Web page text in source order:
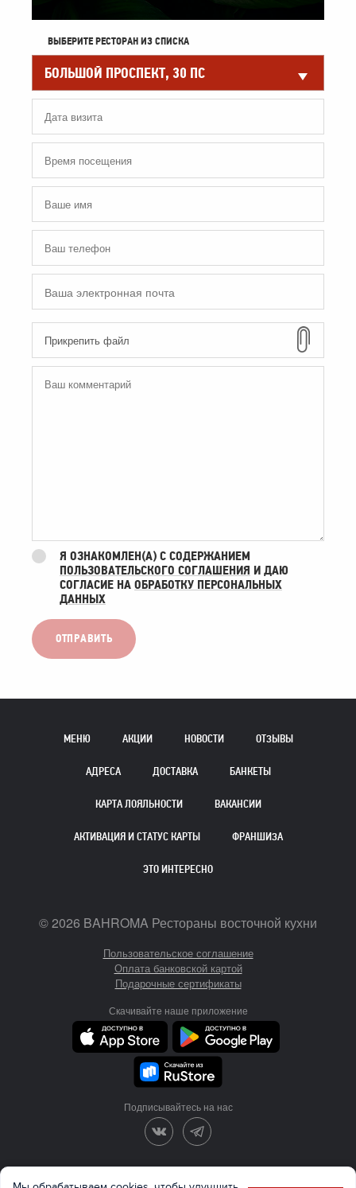
ВЫБЕРИТЕ РЕСТОРАН ИЗ СПИСКА
Я ОЗНАКОМЛЕН(А) С СОДЕРЖАНИЕМ
ПОЛЬЗОВАТЕЛЬСКОГО СОГЛАШЕНИЯ И ДАЮ
СОГЛАСИЕ НА ОБРАБОТКУ ПЕРСОНАЛЬНЫХ
ДАННЫХ
МЕНЮ АКЦИИ НОВОСТИ ОТЗЫВЫ
АДРЕСА ДОСТАВКА БАНКЕТЫ
КАРТА ЛОЯЛЬНОСТИ ВАКАНСИИ
АКТИВАЦИЯ И СТАТУС КАРТЫ ФРАНШИЗА
ЭТО ИНТЕРЕСНО
©2026 BAHROMA Рестораны восточной кухни
Пользовательское соглашение
Оплата банковской картой
Подарочные сертификаты
Скачивайте наше приложение
Подписывайтесь на нас